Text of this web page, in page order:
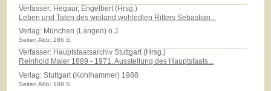
Verfasser: Hegaur, Engelbert (Hrsg.)
Leben und Taten des weiland wohledlen Ritters Sebastian...
Verlag: München (Langen) o.J.
Seiten Abb: 286 S.
Verfasser: Hauptstaatsarchiv Stuttgart (Hrsg.)
Reinhold Maier 1889 - 1971. Ausstellung des Hauptstaats...
Verlag:Stuttgart (Kohlhammer) 1988
Seiten Abb: 189 S.